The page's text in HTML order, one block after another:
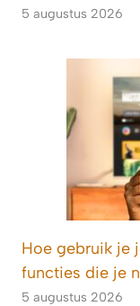
5 augustus 2026
Hoe gebruik je
functies die je
5 augustus 2026